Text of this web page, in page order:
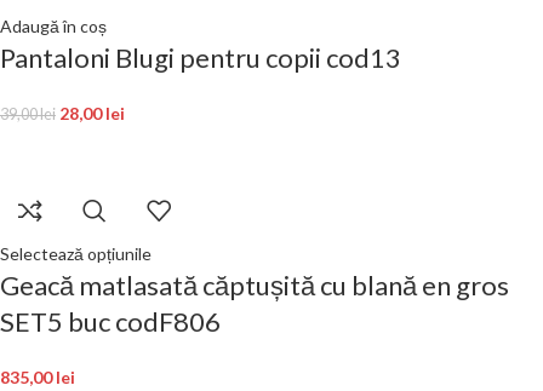
Adaugă în coș
Pantaloni Blugi pentru copii cod13
39,00lei 28,00lei
Selectează opțiunile
Geacă matlasată căptușită cu blană en gros
SET5 buc codF806
835,00lei